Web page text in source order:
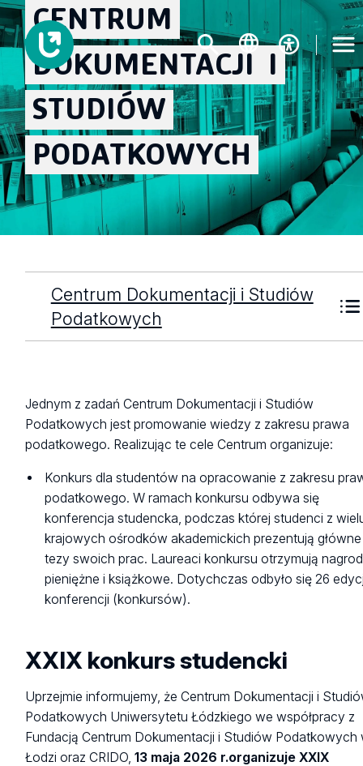
CENTRUM
DOKUMENTACJI I
STUDIÓW
PODATKOWYCH
Centrum Dokumentacji i Studiów
Podatkowych
Jednym z zadań Centrum Dokumentacji i Studiów
Podatkowych jest promowanie wiedzy z zakresu prawa
podatkowego. Realizując te cele Centrum organizuje:
Konkurs dla studentów na opracowanie z zakresu
podatkowego. W ramach konkursu odbywa się
konferencja studencka, podczas której studenci z
krajowych ośrodków akademickich prezentują główne
tezy swoich prac. Laureaci konkursu otrzymują
pieniężne i książkowe. Dotychczas odbyło się 26
konferencji (konkursów).
XXIX konkurs studencki
Uprzejmie informujemy, że Centrum Dokumentacji i
Podatkowych Uniwersytetu Łódzkiego we współpracy z
Fundacją Centrum Dokumentacji i Studiów Podatkowych
Łodzi oraz CRIDO,13 maja 2026 r.organizuje XXIX